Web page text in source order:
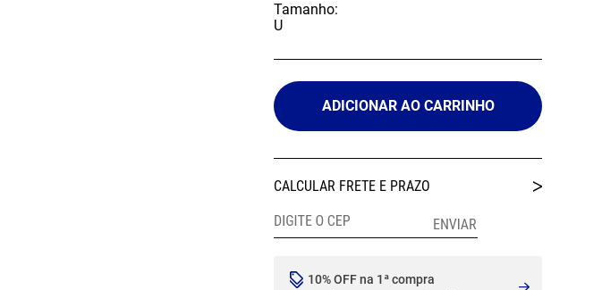
Tamanho:
U
ADICIONAR AO CARRINHO
10% OFF na 1ª compra